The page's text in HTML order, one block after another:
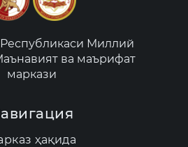
Миллий
ва маърифат
маркази
ҳақида